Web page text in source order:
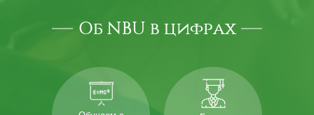
Об NBU в цифрах